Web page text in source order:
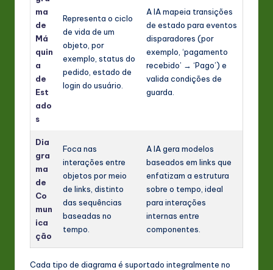
ma
de
Má
quin
a
de
Est
ado
s
Representa o ciclo
de vida de um
objeto, por
exemplo, status do
pedido, estado de
login do usuário.
A IA mapeia transições
de estado para eventos
disparadores (por
exemplo, ‘pagamento
recebido’ → ‘Pago’) e
valida condições de
guarda.
Dia
gra
ma
de
Co
mun
ica
ção
Foca nas
interações entre
objetos por meio
de links, distinto
das sequências
baseadas no
tempo.
A IA gera modelos
baseados em links que
enfatizam a estrutura
sobre o tempo, ideal
para interações
internas entre
componentes.
Cada tipo de diagrama é suportado integralmente no